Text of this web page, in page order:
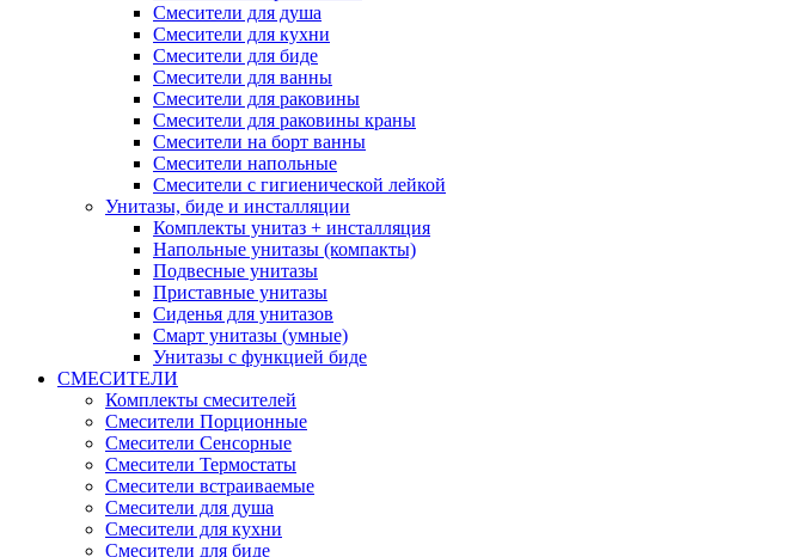
Смесители для душа
Смесители для кухни
Смесители для биде
Смесители для ванны
Смесители для раковины
Смесители для раковины краны
Смесители на борт ванны
Смесители напольные
Смесители с гигиенической лейкой
Унитазы, биде и инсталляции
Комплекты унитаз + инсталляция
Напольные унитазы (компакты)
Подвесные унитазы
Приставные унитазы
Сиденья для унитазов
Смарт унитазы (умные)
Унитазы с функцией биде
СМЕСИТЕЛИ
Комплекты смесителей
Смесители Порционные
Смесители Сенсорные
Смесители Термостаты
Смесители встраиваемые
Смесители для душа
Смесители для кухни
Смесители для биде